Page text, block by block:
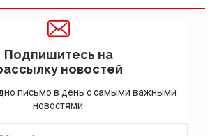
Подпишитесь на
новостей
письмо в день с самыми важными
новостями.